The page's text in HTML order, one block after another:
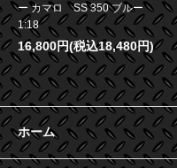
ー カマロ SS 350 ブルー
1:18
16,800円(税込18,480円)
ホーム